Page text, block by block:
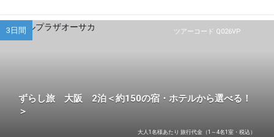
ツアーコード Q026VP
3日間
ずらし旅 大阪 2泊＜約150の宿・ホテルから選べる！
＞
大人1名様あたり 旅行代金（1～4名1室・税込）